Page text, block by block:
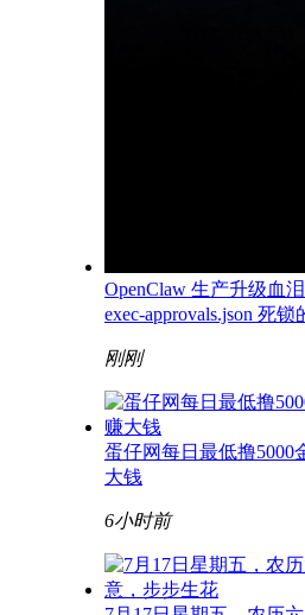
OpenClaw 生产升级血
exec-approvals.json 死
刚刚
蛋仔网每日最低撸5000
大钱
6小时前